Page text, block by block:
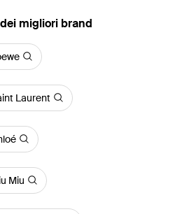
migliori brand
Laurent
Miu